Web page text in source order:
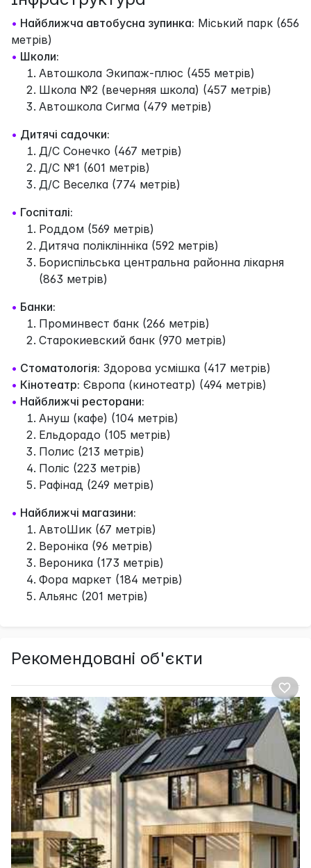
• Найближча автобусна зупинка: Міський парк (656
метрів)
• Школи:
Автошкола Экипаж-плюс (455 метрів)
Школа №2 (вечерняя школа) (457 метрів)
Автошкола Сигма (479 метрів)
• Дитячі садочки:
Д/С Сонечко (467 метрів)
Д/С №1 (601 метрів)
Д/С Веселка (774 метрів)
• Госпіталі:
Роддом (569 метрів)
Дитяча поліклінніка (592 метрів)
Бориспільська центральна районна лікарня
(863 метрів)
• Банки:
Проминвест банк (266 метрів)
Старокиевский банк (970 метрів)
• Стоматологія: Здорова усмішка (417 метрів)
• Кінотеатр: Європа (кинотеатр) (494 метрів)
• Найближчі ресторани:
Ануш (кафе) (104 метрів)
Ельдорадо (105 метрів)
Полис (213 метрів)
Поліс (223 метрів)
Рафінад (249 метрів)
• Найближчі магазини:
АвтоШик (67 метрів)
Вероніка (96 метрів)
Вероника (173 метрів)
Фора маркет (184 метрів)
Альянс (201 метрів)
Рекомендовані об'єкти